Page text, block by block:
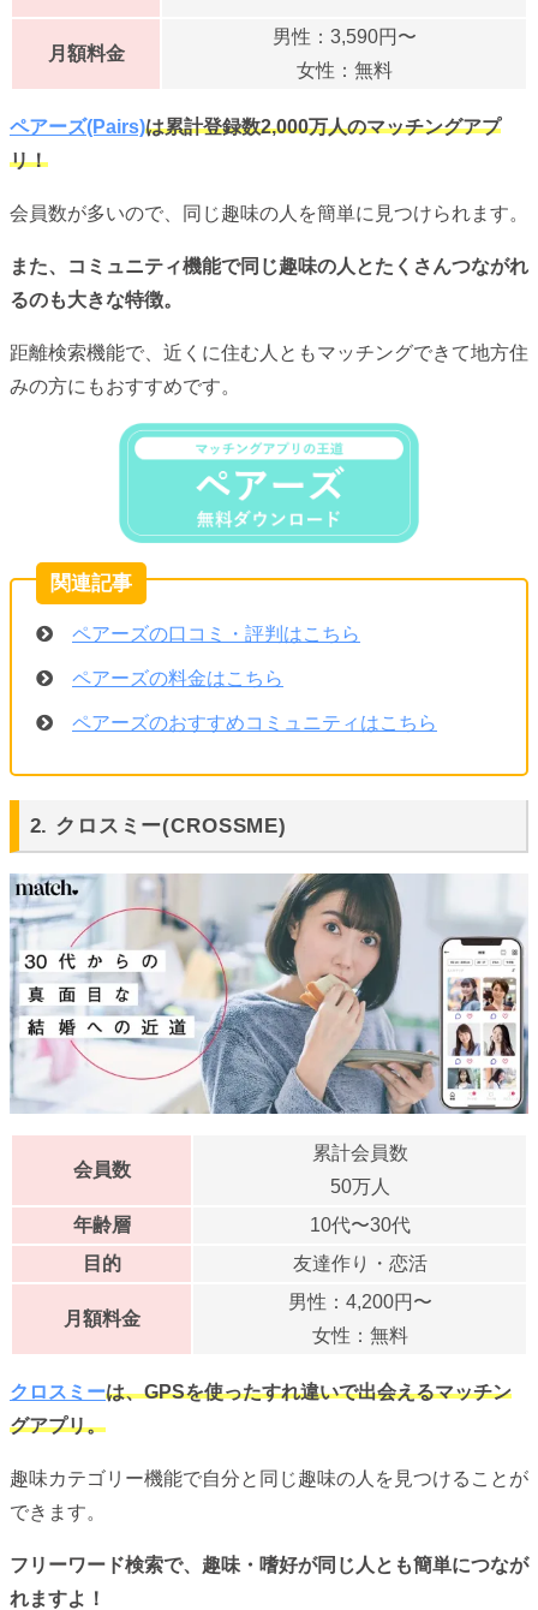
月額料金
男性：3,590円〜
女性：無料
ペアーズ(Pairs)は累計登録数2,000万人のマッチングアプ
リ！
会員数が多いので、同じ趣味の人を簡単に見つけられます。
また、コミュニティ機能で同じ趣味の人とたくさんつながれ
るのも大きな特徴。
距離検索機能で、近くに住む人ともマッチングできて地方住
みの方にもおすすめです。
ペアーズの口コミ・評判はこちら
ペアーズの料金はこちら
ペアーズのおすすめコミュニティはこちら
2. クロスミー(CROSSME)
会員数
累計会員数
50万人
年齢層
10代〜30代
目的
友達作り・恋活
月額料金
男性：4,200円〜
女性：無料
クロスミーは、GPSを使ったすれ違いで出会えるマッチン
グアプリ。
趣味カテゴリー機能で自分と同じ趣味の人を見つけることが
できます。
フリーワード検索で、趣味・嗜好が同じ人とも簡単につなが
れますよ！